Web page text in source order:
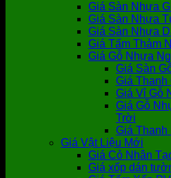
Giá Sàn Nhựa
Giá Sàn Nhựa
Giá Sàn Nhựa
Giá Tấm Thảm
Giá Gỗ Nhựa
Giá Sàn
Giá
Giá Vỉ Gỗ
Giá Gỗ
Trời
Giá Thanh
Giá Vật Liệu Mới
Giá Cỏ Nhân
Giá xốp dán